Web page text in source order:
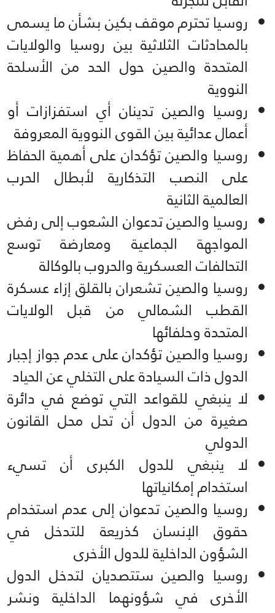
روسيا تحترم موقف بكين بشأن ما يسمى
بالمحادثات الثلاثية بين روسيا والولايات
المتحدة والصين حول الحد من الأسلحة
النووية
روسيا والصين تدينان أي استفزازات أو
أعمال عدائية بين القوى النووية المعروفة
روسيا والصين تؤكدان على أهمية الحفاظ
على النصب التذكارية لأبطال الحرب
العالمية الثانية
روسيا والصين تدعوان الشعوب إلى رفض
المواجهة الجماعية ومعارضة توسع
التحالفات العسكرية والحروب بالوكالة
روسيا والصين تشعران بالقلق إزاء عسكرة
القطب الشمالي من قبل الولايات
المتحدة وحلفائها
روسيا والصين تؤكدان على عدم جواز إجبار
الدول ذات السيادة على التخلي عن الحياد
لا ينبغي للقواعد التي توضع في دائرة
صغيرة من الدول أن تحل محل القانون
الدولي
لا ينبغي للدول الكبرى أن تسيء
استخدام إمكانياتها
روسيا والصين تدعوان إلى عدم استخدام
حقوق الإنسان كذريعة للتدخل في
الشؤون الداخلية للدول الأخرى
روسيا والصين ستتصديان لتدخل الدول
الأخرى في شؤونهما الداخلية ونشر